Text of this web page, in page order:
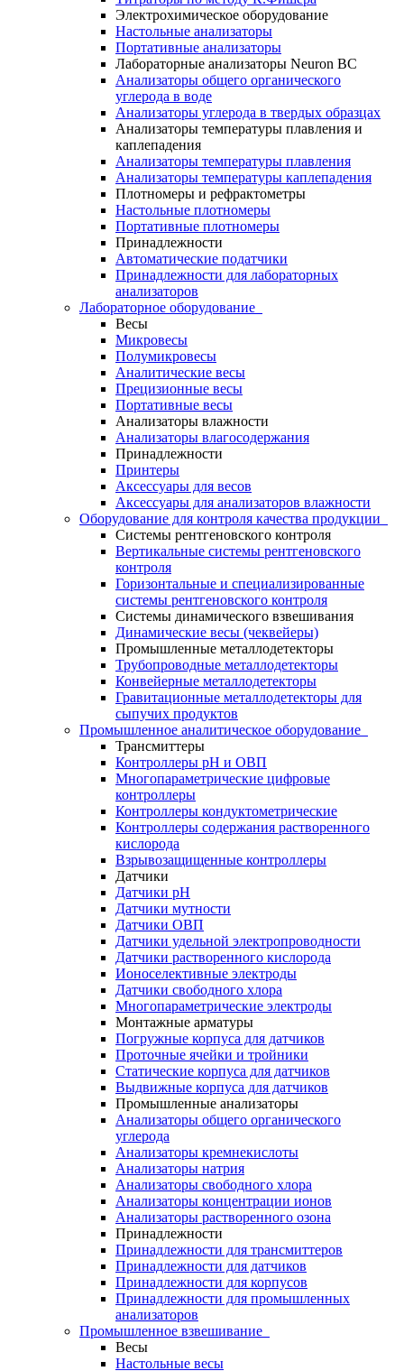
Электрохимическое оборудование
Настольные анализаторы
Портативные анализаторы
Лабораторные анализаторы Neuron BC
Анализаторы общего органического
углерода в воде
Анализаторы углерода в твердых образцах
Анализаторы температуры плавления и
каплепадения
Анализаторы температуры плавления
Анализаторы температуры каплепадения
Плотномеры и рефрактометры
Настольные плотномеры
Портативные плотномеры
Принадлежности
Автоматические податчики
Принадлежности для лабораторных
анализаторов
Лабораторное оборудование
Весы
Микровесы
Полумикровесы
Аналитические весы
Прецизионные весы
Портативные весы
Анализаторы влажности
Анализаторы влагосодержания
Принадлежности
Принтеры
Аксессуары для весов
Аксессуары для анализаторов влажности
Оборудование для контроля качества продукции
Системы рентгеновского контроля
Вертикальные системы рентгеновского
контроля
Горизонтальные и специализированные
системы рентгеновского контроля
Системы динамического взвешивания
Динамические весы (чеквейеры)
Промышленные металлодетекторы
Трубопроводные металлодетекторы
Конвейерные металлодетекторы
Гравитационные металлодетекторы для
сыпучих продуктов
Промышленное аналитическое оборудование
Трансмиттеры
Контроллеры рН и ОВП
Многопараметрические цифровые
контроллеры
Контроллеры кондуктометрические
Контроллеры содержания растворенного
кислорода
Взрывозащищенные контроллеры
Датчики
Датчики рН
Датчики мутности
Датчики ОВП
Датчики удельной электропроводности
Датчики растворенного кислорода
Ионоселективные электроды
Датчики свободного хлора
Многопараметрические электроды
Монтажные арматуры
Погружные корпуса для датчиков
Проточные ячейки и тройники
Статические корпуса для датчиков
Выдвижные корпуса для датчиков
Промышленные анализаторы
Анализаторы общего органического
углерода
Анализаторы кремнекислоты
Анализаторы натрия
Анализаторы свободного хлора
Анализаторы концентрации ионов
Анализаторы растворенного озона
Принадлежности
Принадлежности для трансмиттеров
Принадлежности для датчиков
Принадлежности для корпусов
Принадлежности для промышленных
анализаторов
Промышленное взвешивание
Весы
Настольные весы